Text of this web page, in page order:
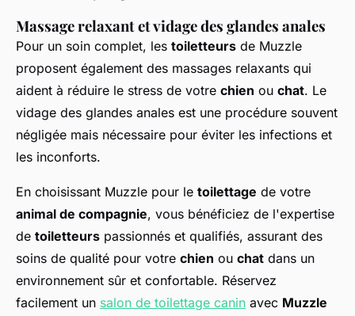
Massage relaxant et vidage des glandes anales
Pour un soin complet, les toiletteurs de Muzzle
proposent également des massages relaxants qui
aident à réduire le stress de votre chien ou chat. Le
vidage des glandes anales est une procédure souvent
négligée mais nécessaire pour éviter les infections et
les inconforts.
En choisissant Muzzle pour le toilettage de votre
animal de compagnie, vous bénéficiez de l'expertise
de toiletteurs passionnés et qualifiés, assurant des
soins de qualité pour votre chien ou chat dans un
environnement sûr et confortable. Réservez
facilement un salon de toilettage canin avec Muzzle